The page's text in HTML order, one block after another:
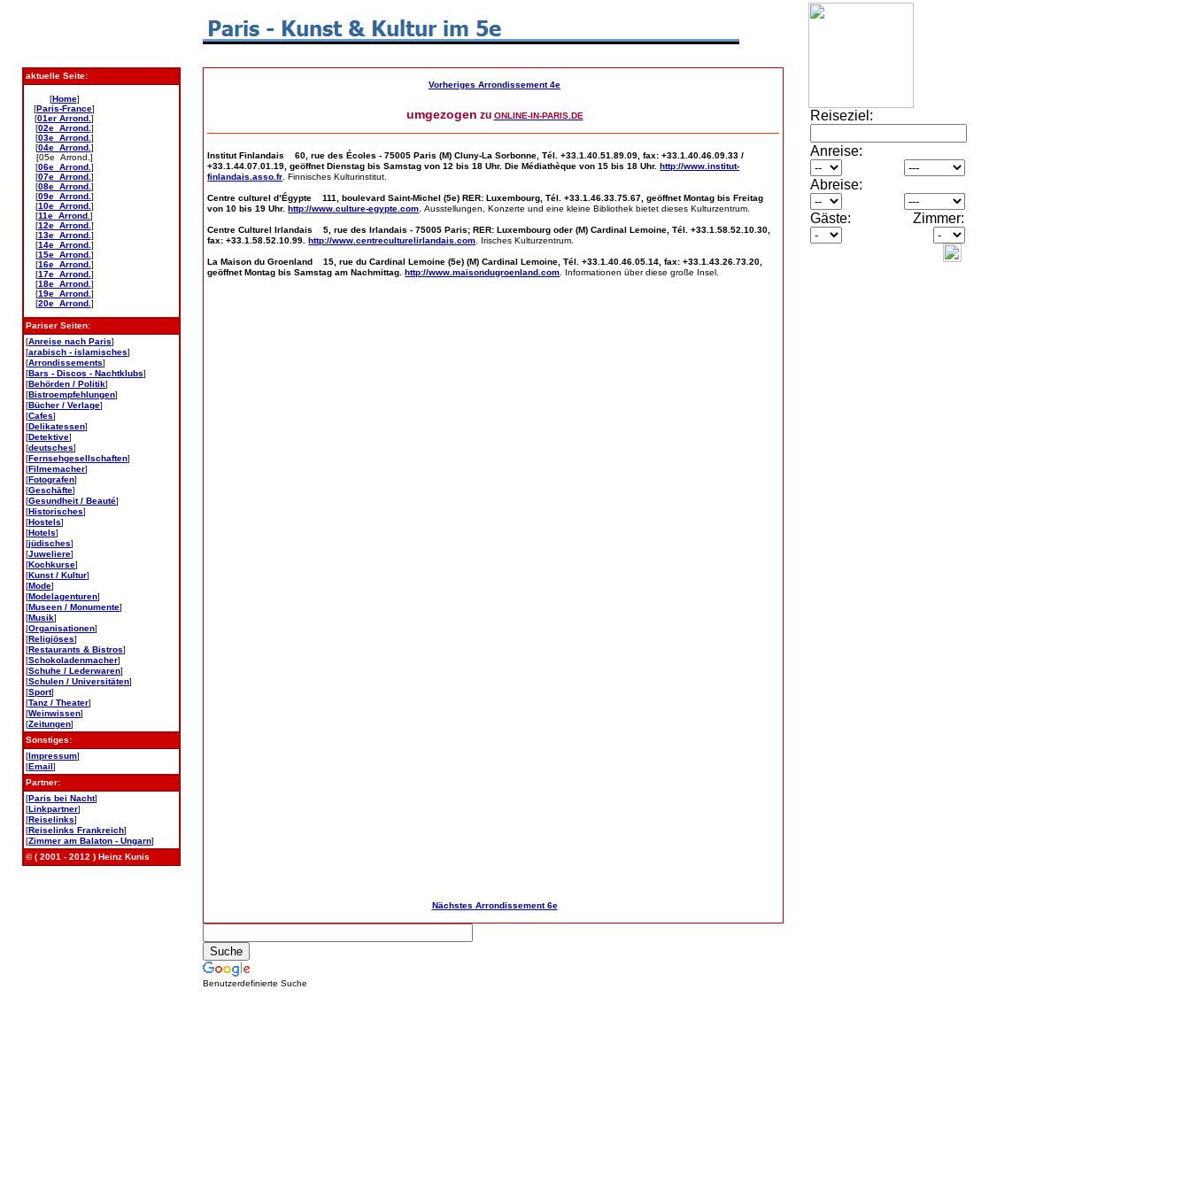
aktuelle Seite:
[Home]
[Paris-France]
[01er Arrond. ]
[02e Arrond. ]
[03e Arrond. ]
[04e Arrond. ]
[05e Arrond.]
[06e Arrond. ]
[07e Arrond. ]
[08e Arrond. ]
[09e Arrond. ]
[10e Arrond. ]
[11e Arrond. ]
[12e Arrond. ]
[13e Arrond. ]
[14e Arrond. ]
[15e Arrond. ]
[16e Arrond. ]
[17e Arrond. ]
[18e Arrond. ]
[19e Arrond. ]
[20e Arrond. ]
Pariser Seiten:
[Anreise nach Paris]
[arabisch - islamisches]
[Arrondissements]
[Bars - Discos - Nachtklubs]
[Behörden / Politik]
[Bistroempfehlungen]
[Bücher / Verlage]
[Cafes]
[Delikatessen]
[Detektive]
[deutsches]
[Fernsehgesellschaften]
[Filmemacher]
[Fotografen]
[Geschäfte]
[Gesundheit / Beauté]
[Historisches]
[Hostels]
[Hotels]
[jüdisches]
[Juweliere]
[Kochkurse]
[Kunst / Kultur]
[Mode]
[Modelagenturen]
[Museen / Monumente]
[Musik]
[Organisationen]
[Religiöses]
[Restaurants & Bistros]
[Schokoladenmacher]
[Schuhe / Lederwaren]
[Schulen / Universitäten]
[Sport]
[Tanz / Theater]
[Weinwissen]
[Zeitungen]
Sonstiges:
[Impressum]
[Email]
Partner:
[Paris bei Nacht]
[Linkpartner]
[Reiselinks]
[Reiselinks Frankreich]
[Zimmer am Balaton - Ungarn]
© ( 2001 - 2012 ) Heinz Kunis
Vorheriges Arrondissement 4e
umgezogen zu ONLINE-IN-PARIS.DE
Institut Finlandais 60, rue des Écoles - 75005 Paris (M) Cluny-La Sorbonne, Tél. +33.1.40.51.89.09, fax: +33.1.40.46.09.33 /
+33.1.44.07.01.19, geöffnet Dienstag bis Samstag von 12 bis 18 Uhr. Die Médiathèque von 15 bis 18 Uhr.http://www.institut-
finlandais.asso.fr . Finnisches Kulturinstitut.
Centre culturel d’Égypte 111, boulevard Saint-Michel (5e) RER: Luxembourg, Tél. +33.1.46.33.75.67, geöffnet Montag bis Freitag
von 10 bis 19 Uhr.http://www.culture-egypte.com Ausstellungen, Konzerte und eine kleine Bibliothek bietet dieses Kulturzentrum.
Centre Culturel Irlandais 5, rue des Irlandais - 75005 Paris; RER: Luxembourg oder (M) Cardinal Lemoine, Tél. +33.1.58.52.10.30,
fax: +33.1.58.52.10.99. http://www.centreculturelirlandais.com . Irisches Kulturzentrum.
La Maison du Groenland 15, rue du Cardinal Lemoine (5e) (M) Cardinal Lemoine, Tél. +33.1.40.46.05.14, fax: +33.1.43.26.73.20,
geöffnet Montag bis Samstag am Nachmittag.http://www.maisondugroenland.com . Informationen über diese große Insel.
Nächstes Arrondissement 6e
Benutzerdefinierte Suche
Reiseziel:
Anreise:
Abreise:
Gäste: Zimmer: